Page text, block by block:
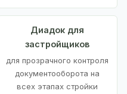
Диадок для
застройщиков
для прозрачного контроля
документооборота на
всех этапах стройки